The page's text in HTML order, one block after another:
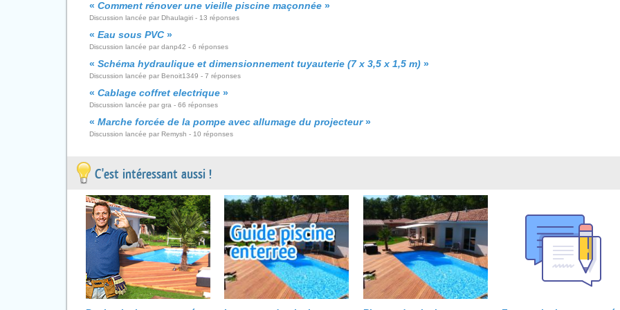
« Comment rénover une vieille piscine maçonnée »
Discussion lancée par Dhaulagiri - 13 réponses
« Eau sous PVC »
Discussion lancée par danp42 - 6 réponses
« Schéma hydraulique et dimensionnement tuyauterie (7 x 3,5 x 1,5 m) »
Discussion lancée par Benoit1349 - 7 réponses
« Cablage coffret electrique »
Discussion lancée par gra - 66 réponses
« Marche forcée de la pompe avec allumage du projecteur»
Discussion lancée par Remysh - 10 réponses
C'est intéressant aussi !